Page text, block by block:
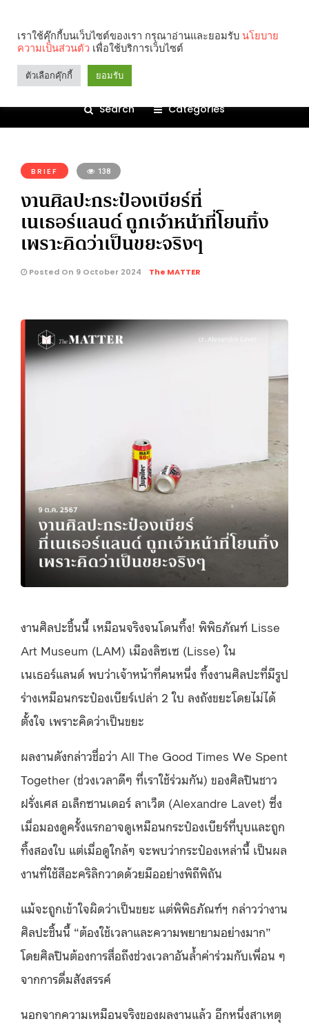
Search Categories
BRIEF 138
งานศิลปะกระป๋องเบียร์ที่
เนเธอร์แลนด์ ถูกเจ้าหน้าที่โยนทิ้ง
เพราะคิดว่าเป็นขยะจริงๆ
Posted On 9 October 2024 The MATTER
งานศิลปะชิ้นนี้ เหมือนจริงจนโดนทิ้ง! พิพิธภัณฑ์ Lisse
Art Museum (LAM) เมือง​ลิซเซ (Lisse) ใน
เนเธอร์แลนด์ พบว่าเจ้าหน้าที่คนหนึ่ง ทิ้งงานศิลปะที่มีรูป
ร่างเหมือนกระป๋องเบียร์เปล่า 2 ใบ ลงถังขยะโดยไม่ได้
ตั้งใจ เพราะคิดว่าเป็นขยะ
ผลงานดังกล่าวชื่อว่า All The Good Times We Spent
Together (ช่วงเวลาดีๆ ที่เราใช้ร่วมกัน) ของศิลปินชาว
ฝรั่งเศส อเล็กซานเดอร์ ลาเว็ต (Alexandre Lavet) ซึ่ง
เมื่อมองดูครั้งแรกอาจดูเหมือนกระป๋องเบียร์ที่บุบและถูก
ทิ้งสองใบ แต่เมื่อดูใกล้ๆ จะพบว่ากระป๋องเหล่านี้ เป็นผล
งานที่ใช้สีอะคริลิกวาดด้วยมืออย่างพิถีพิถัน
แม้จะถูกเข้าใจผิดว่าเป็นขยะ แต่พิพิธภัณฑ์ฯ กล่าวว่างาน
ศิลปะชิ้นนี้ “ต้องใช้เวลาและความพยายามอย่างมาก”
โดยศิลปินต้องการสื่อถึงช่วงเวลาอันล้ำค่าร่วมกับเพื่อน ๆ
จากการดื่มสังสรรค์
นอกจากความเหมือนจริงของผลงานแล้ว อีกหนึ่งสาเหตุ
เราใช้คุ๊กกี้บนเว็บไซต์ของเรา กรุณาอ่านและยอมรับ นโยบาย
ความเป็นส่วนตัว เพื่อใช้บริการเว็บไซต์
ตัวเลือกคุ๊กกี้ ยอมรับ